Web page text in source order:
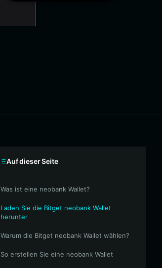
Auf dieser Seite
Was ist eine neobank Wallet?
Laden Sie die Bitget neobank Wallet
herunter
Warum die Bitget neobank Wallet wählen?
So erstellen Sie eine neobank Wallet